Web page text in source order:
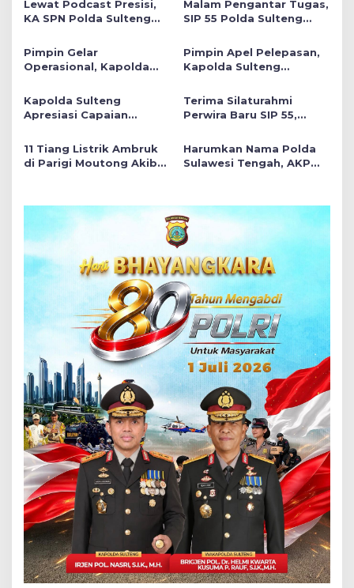
Lewat Podcast Presisi,
KA SPN Polda Sulteng
Pendidikan Polri Melalui
Kurikulum OBE
Malam Pengantar Tugas,
SIP 55 Polda Sulteng
Positif di Satuan Wilayah
Pimpin Gelar
Operasional, Kapolda
Polres Raih Predikat
Pelayanan Prima
Pimpin Apel Pelepasan,
Kapolda Sulteng
Tunjukkan Kinerja
Terbaik di Banggai Laut
Kapolda Sulteng
Apresiasi Capaian
di Hoegeng Awards 2026
Terima Silaturahmi
Perwira Baru SIP 55,
Tekankan Pentingnya
Think Before Acting
11 Tiang Listrik Ambruk
di Parigi Moutong Akibat
Lumpuh!
Harumkan Nama Polda
Sulawesi Tengah, AKP